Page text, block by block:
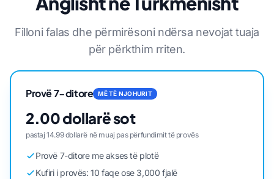
Filloni falas dhe përmirësoni ndërsa nevojat tuaja
për përkthim rriten.
Provë 7-ditore MË TË NJOHURIT
2.00 dollarë sot
pastaj 14.99 dollarë në muaj pas përfundimit të provës
Provë 7-ditore me akses të plotë
Kufiri i provës: 10 faqe ose 3,000 fjalë